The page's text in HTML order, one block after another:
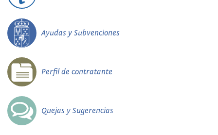
Ayudas y Subvenciones
Perfil de contratante
Quejas y Sugerencias